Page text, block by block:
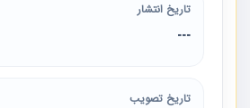
تاریخ انتشار
---
تاریخ تصویب